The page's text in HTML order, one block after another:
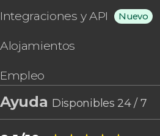
Integraciones y API Nuevo
Alojamientos
Empleo
Ayuda Disponibles 24 / 7